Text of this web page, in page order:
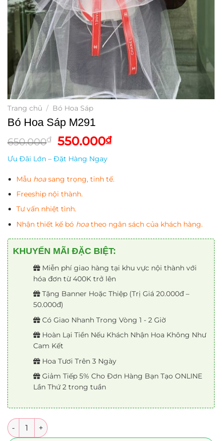
Trang chủ / Bó Hoa Sáp
Bó Hoa Sáp M291
650.000₫
Giá
gốc
là:
650.000₫.
550.000₫Giá
là:
Ưu Đãi Lớn – Đặt Hàng Ngay
Mẫu hoasang trọng, tinh tế.
Freeship nội thành.
Tư vấn nhiệt tình.
Nhận thiết kế bó hoatheo ngân sách của khách hàng.
KHUYẾN MÃI ĐẶC BIỆT:
Miễn phí giao hàng tại khu vực nội thành với
hóa đơn từ 400K trở lên
Tặng Banner Hoặc Thiệp (Trị Giá 20.000đ –
50.000đ)
Có Giao Nhanh Trong Vòng 1 - 2 Giờ
Hoàn Lại Tiền Nếu Khách Nhận Hoa Không Như
Cam Kết
Hoa Tươi Trên 3 Ngày
Giảm Tiếp 5% Cho Đơn Hàng Bạn Tạo ONLINE
Lần Thứ 2 trong tuần
Số lượng